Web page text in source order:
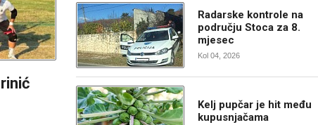
Radarske kontrole na
području Stoca za 8.
mjesec
Kol 04, 2026
Kelj pupčar je hit među
kupusnjačama